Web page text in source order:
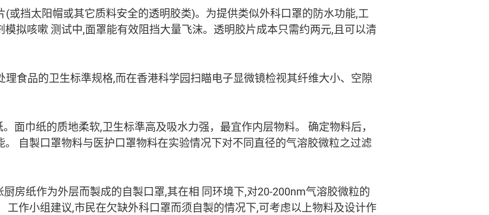
或挡太阳帽或其它质料安全的透明胶类)。为提供类似外科口罩的防水功能,工
拟咳嗽 测试中,面罩能有效阻挡大量飞沫。透明胶片成本只需约两元,且可以清
食品的卫生标準规格,而在香港科学园扫瞄电子显微镜检视其纤维大小、空隙
面巾纸的质地柔软,卫生标準高及吸水力强，最宜作内层物料。 确定物料后，
自製口罩物料与医护口罩物料在实验情况下对不同直径的气溶胶微粒之过滤
房纸作为外层而製成的自製口罩,其在相 同环境下,对20-200nm气溶胶微粒的
工作小组建议,市民在欠缺外科口罩而须自製的情况下,可考虑以上物料及设计作